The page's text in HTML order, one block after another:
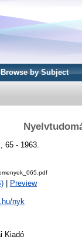
Browse by Subject
65 - 1963.
Preview
nyk
Kiadó